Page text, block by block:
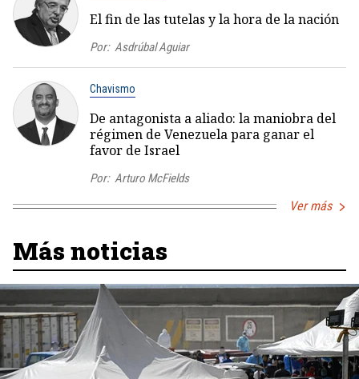
El fin de las tutelas y la hora de la nación
Por: Asdrúbal Aguiar
Chavismo
De antagonista a aliado: la maniobra del
régimen de Venezuela para ganar el
favor de Israel
Por: Arturo McFields
Ver más
Más noticias